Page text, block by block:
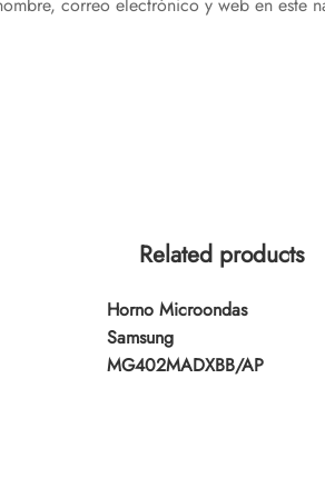
Related products
Horno Microondas
Samsung
MG402MADXBB/AP